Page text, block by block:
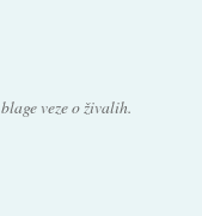
veze o živalih.